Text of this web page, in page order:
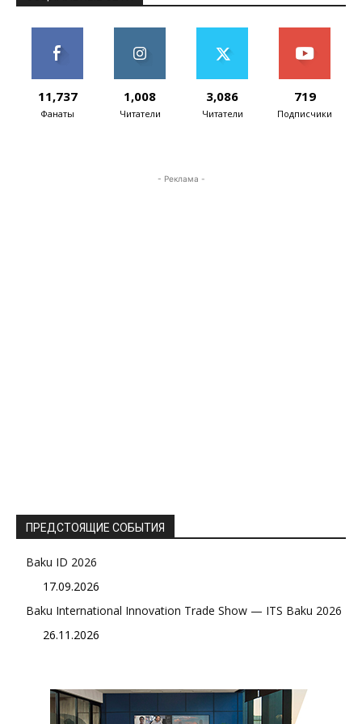
11,737
Фанаты
1,008
Читатели
3,086
Читатели
719
Подписчики
- Реклама -
ПРЕДСТОЯЩИЕ СОБЫТИЯ
Baku ID 2026
17.09.2026
Baku International Innovation Trade Show — ITS Baku 2026
26.11.2026